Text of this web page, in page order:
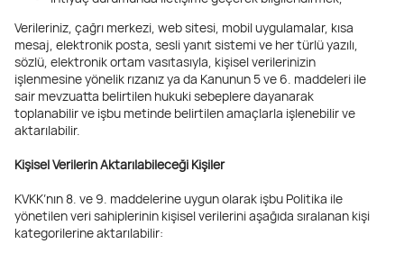
Verileriniz, çağrı merkezi, web sitesi, mobil uygulamalar, kısa
mesaj, elektronik posta, sesli yanıt sistemi ve her türlü yazılı,
sözlü, elektronik ortam vasıtasıyla, kişisel verilerinizin
işlenmesine yönelik rızanız ya da Kanunun 5 ve 6. maddeleri ile
sair mevzuatta belirtilen hukuki sebeplere dayanarak
toplanabilir ve işbu metinde belirtilen amaçlarla işlenebilir ve
aktarılabilir.
Kişisel Verilerin Aktarılabileceği Kişiler
KVKK’nın 8. ve 9. maddelerine uygun olarak işbu Politika ile
yönetilen veri sahiplerinin kişisel verilerini aşağıda sıralanan kişi
kategorilerine aktarılabilir: